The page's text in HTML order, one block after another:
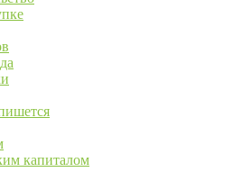
капиталом